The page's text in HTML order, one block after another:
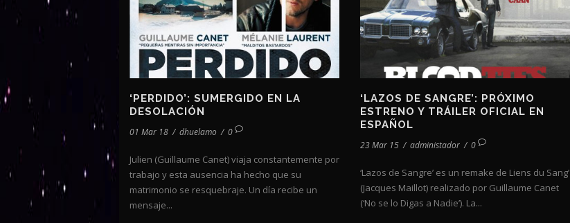
‘PERDIDO’: SUMERGIDO EN LA
DESOLACIÓN
01 Mar 18 / dhuelamo / 0
Julien (Guillaume Canet) viaja constantemente por
trabajo y esta ausencia ha hecho que su
matrimonio se resquebraje. Un día recibe un
mensaje...
‘LAZOS DE SANGRE’: PRÓXIMO
ESTRENO Y TRÁILER OFICIAL EN
ESPAÑOL
23 Mar 15 / administador / 0
‘Lazos de Sangre’ es un remake de Liens du Sang’
(Jacques Maillot) realizado por Guillaume Canet
(‘No se lo Digas a Nadie’). La...